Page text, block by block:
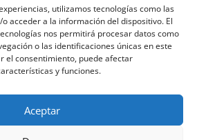
utilizamos tecnologías como las
acceder a la información del dispositivo. El
nos permitirá procesar datos como
o las identificaciones únicas en este
el consentimiento, puede afectar
y funciones.
Aceptar
de Cookies
Datos necesarios para alta
Métodos de pago
de Acción Formativa
de APPCC
de imagen